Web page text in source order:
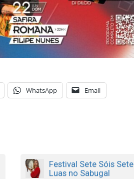
WhatsApp Email
Festival Sete Sóis Sete
Luas no Sabugal